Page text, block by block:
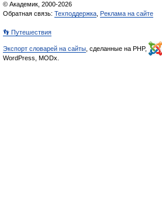
© Академик, 2000-2026
Обратная связь: Техподдержка Реклама на сайте
👣 Путешествия
Экспорт словарей на сайты , сделанные на PHP,
WordPress, MODx.